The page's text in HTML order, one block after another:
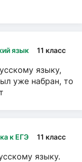
язык 11 класс
языку,
уже набран, то
к ЕГЭ 11 класс
языку.